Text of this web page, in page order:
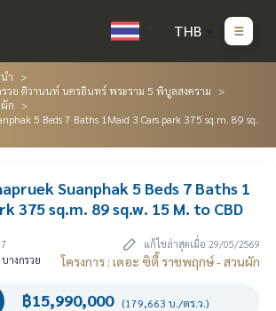
THB
ำ
วย ติวานนท์ นครอินทร์ พระราม 5 พิบูลสงคราม
ก
5 Beds 7 Baths 1Maid 3 Cars park 375 sq.m. 89 sq.
Suanphak 5 Beds 7 Baths 1
375 sq.m. 89 sq.w. 15 M. to CBD
แก้ไขล่าสุดเมื่อ 29/05/2569
างกรวย
โครงการ : เดอะ ซิตี้ ราชพฤกษ์ - สวนผัก
฿15,990,000 (179,663 บ./ตร.ว.)